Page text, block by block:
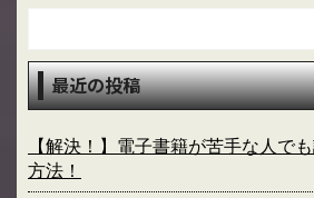
最近の投稿
【解決！】電子書籍が苦手な人で
方法！